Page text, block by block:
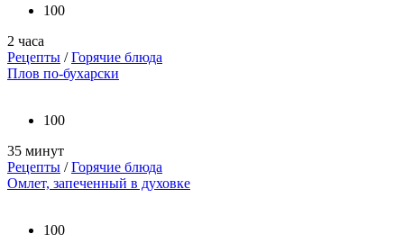
100
2 часа
Рецепты /Горячие блюда
Плов по-бухарски
100
35 минут
Рецепты /Горячие блюда
Омлет, запеченный в духовке
100